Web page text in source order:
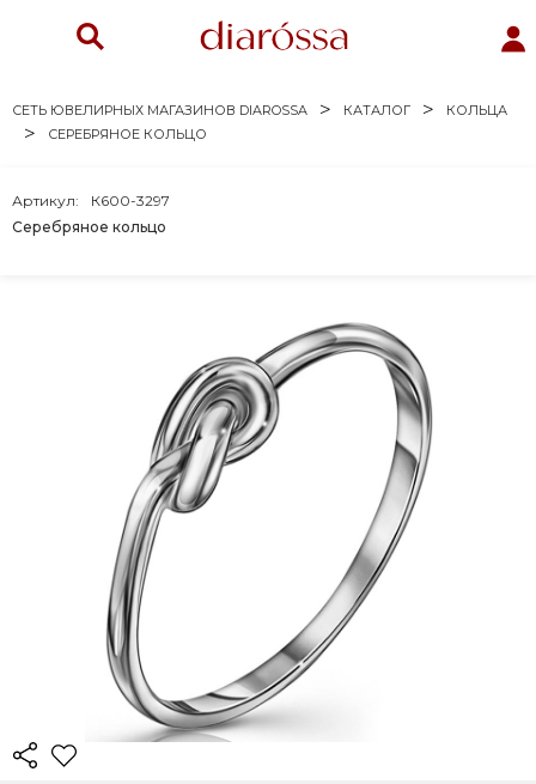
СЕТЬ ЮВЕЛИРНЫХ МАГАЗИНОВ DIAROSSA КАТАЛОГ
КОЛЬЦА
СЕРЕБРЯНОЕ КОЛЬЦО
Серебряное кольцо
Артикул: К600-3297